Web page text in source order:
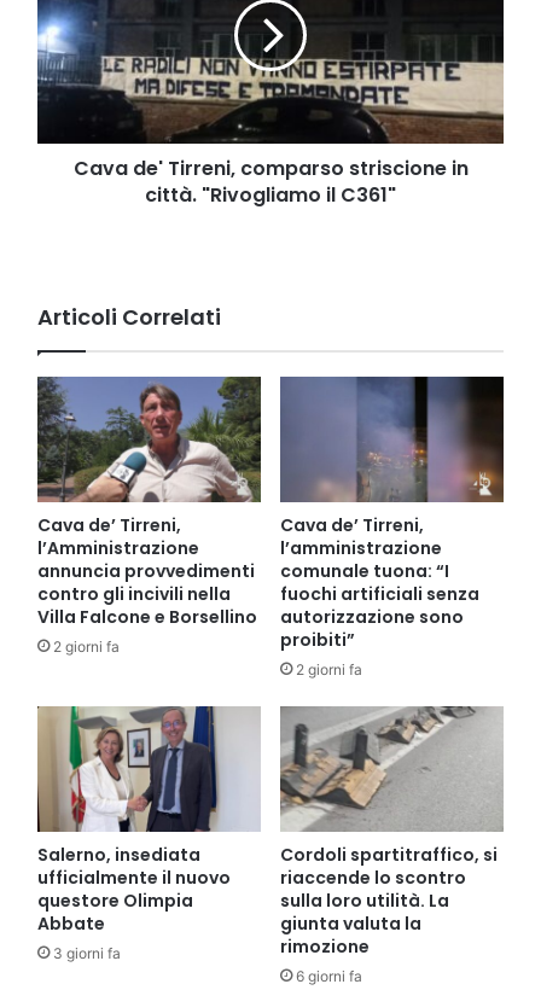
comparso
striscione
in
città.
"Rivogliamo
il
C361"
Cava de' Tirreni, comparso striscione in
città. "Rivogliamo il C361"
Articoli Correlati
Cava de’ Tirreni,
l’Amministrazione
annuncia provvedimenti
contro gli incivili nella
Villa Falcone e Borsellino
2 giorni fa
Cava de’ Tirreni,
l’amministrazione
comunale tuona: “I
fuochi artificiali senza
autorizzazione sono
proibiti”
2 giorni fa
Salerno, insediata
ufficialmente il nuovo
questore Olimpia
Abbate
3 giorni fa
Cordoli spartitraffico, si
riaccende lo scontro
sulla loro utilità. La
giunta valuta la
rimozione
6 giorni fa